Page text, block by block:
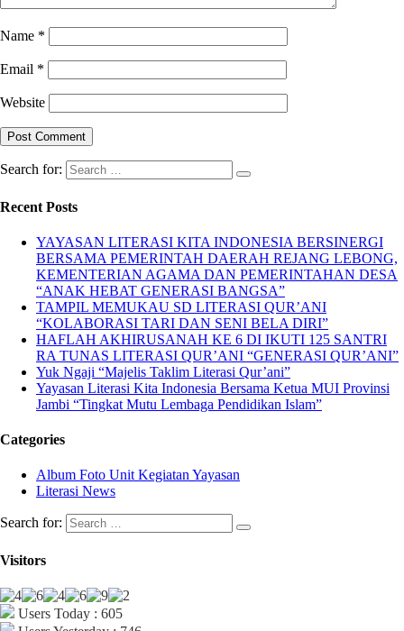
Name *
Email *
Website
Search for:
Recent Posts
YAYASAN LITERASI KITA INDONESIA BERSINERGI
BERSAMA PEMERINTAH DAERAH REJANG LEBONG,
KEMENTERIAN AGAMA DAN PEMERINTAHAN DESA
“ANAK HEBAT GENERASI BANGSA”
TAMPIL MEMUKAU SD LITERASI QUR’ANI
“KOLABORASI TARI DAN SENI BELA DIRI”
HAFLAH AKHIRUSANAH KE 6 DI IKUTI 125 SANTRI
RA TUNAS LITERASI QUR’ANI “GENERASI QUR’ANI”
Yuk Ngaji “Majelis Taklim Literasi Qur’ani”
Yayasan Literasi Kita Indonesia Bersama Ketua MUI Provinsi
Jambi “Tingkat Mutu Lembaga Pendidikan Islam”
Categories
Album Foto Unit Kegiatan Yayasan
Literasi News
Search for:
Visitors
Users Today : 605